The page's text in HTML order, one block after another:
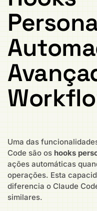
Uma das
Code são os hooks
ações automáticas
operações. Esta
diferencia o Claude
similares.